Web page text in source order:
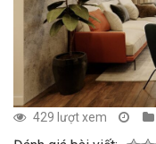
429 lượt xem